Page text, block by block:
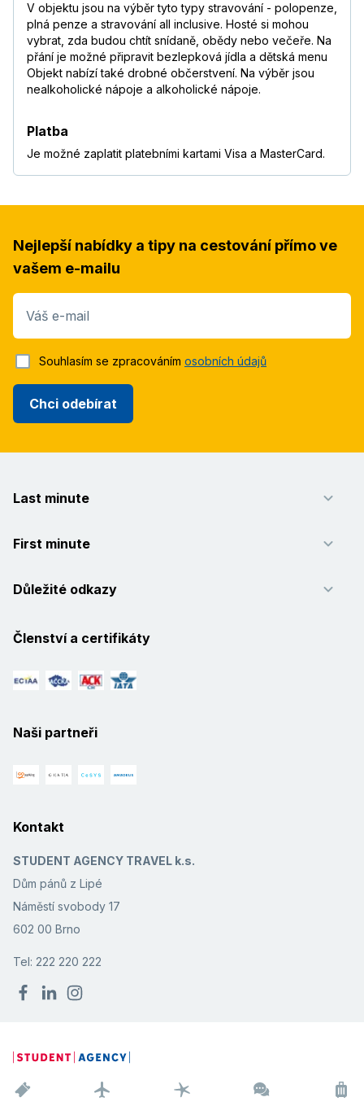
V objektu jsou na výběr tyto typy stravování - polopenze,
plná penze a stravování all inclusive. Hosté si mohou
vybrat, zda budou chtít snídaně, obědy nebo večeře. Na
přání je možné připravit bezlepková jídla a dětská menu
Objekt nabízí také drobné občerstvení. Na výběr jsou
nealkoholické nápoje a alkoholické nápoje.
Platba
Je možné zaplatit platebními kartami Visa a MasterCard.
Nejlepší nabídky a tipy na cestování přímo ve
vašem e-mailu
Váš e-mail
Chci odebírat
Souhlasím se zpracováním osobních údajů
Last minute
First minute
Důležité odkazy
Členství a certifikáty
Naši partneři
Kontakt
STUDENT AGENCY TRAVEL k.s.
Dům pánů z Lipé
Náměstí svobody 17
602 00 Brno
Tel: 222 220 222